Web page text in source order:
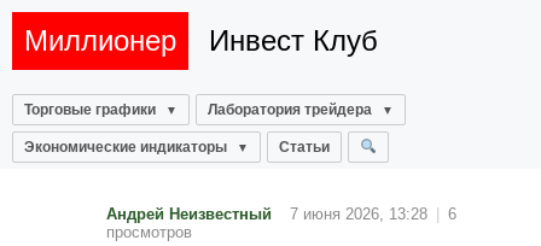
Миллионер Инвест Клуб
Торговые графики Лаборатория трейдера
Экономические индикаторы Статьи
Андрей Неизвестный 7 июня 2026, 13:28
6
просмотров